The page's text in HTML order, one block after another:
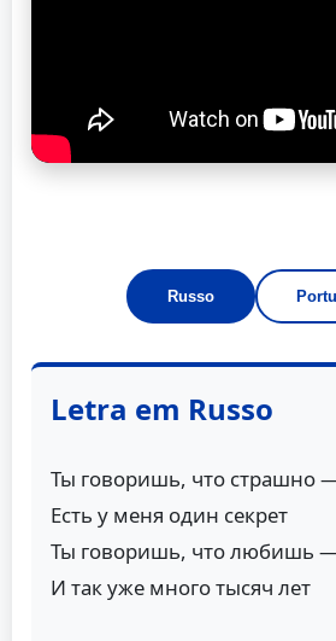
Russo
Letra em Russo
Ты говоришь, что страшно
Есть у меня один секрет
Ты говоришь, что любишь
И так уже много тысяч лет